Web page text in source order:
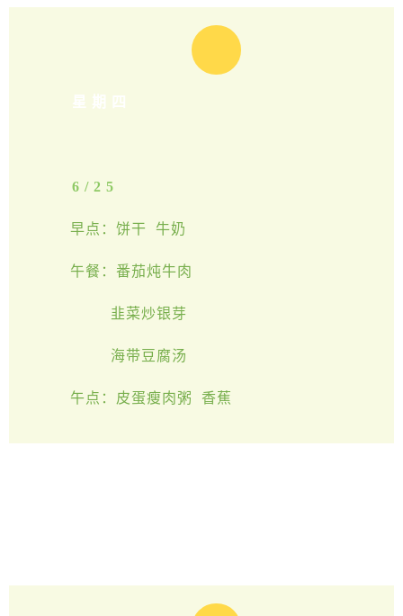
星期四
6/25
早点：饼干 牛奶
午餐：番茄炖牛肉
韭菜炒银芽
海带豆腐汤
午点：皮蛋瘦肉粥 香蕉